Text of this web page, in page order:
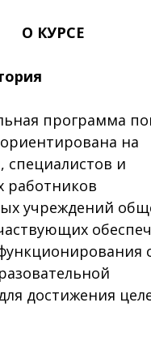
О КУРСЕ
программа
на
специалистов и
работников
учреждений
достижения